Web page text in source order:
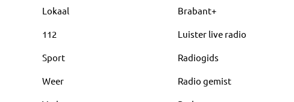
Lokaal
112
Sport
Weer
Brabant+
Luister live radio
Radiogids
Radio gemist